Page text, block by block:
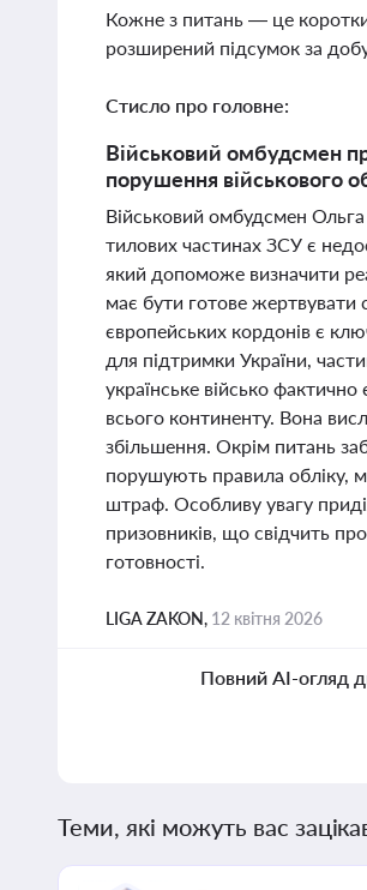
Кожне з питань — це
розширений підсумок за
Стисло про головне:
Військовий омбудсмен
порушення військового
Військовий омбудсмен
тилових частинах ЗСУ є
який допоможе визначити
має бути готове жертвувати
європейських кордонів є
для підтримки України,
українське військо
всього континенту. Вона
збільшення. Окрім питань
порушують правила обліку,
штраф. Особливу увагу
призовників, що свідчить
готовності.
LIGA ZAKON, 12 квітня 2026
Повний AI-огляд
Теми, які можуть вас